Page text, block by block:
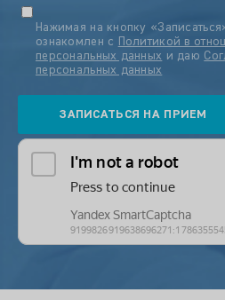
Нажимая на кнопку
ознакомлен с
Политикой в
персональных данных и даю
персональных данных